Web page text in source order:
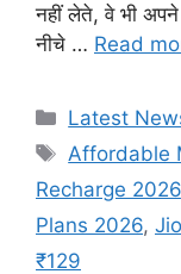
नहीं लेते, वे भी
नीचे … Read
Categories
Latest
Tags
Affordable
Recharge 2026
Plans 2026,
₹129